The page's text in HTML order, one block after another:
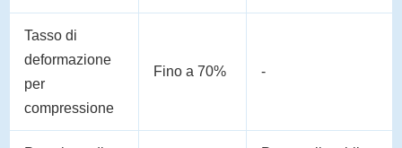
Tasso di
deformazione
per
compressione
Fino a 70% -